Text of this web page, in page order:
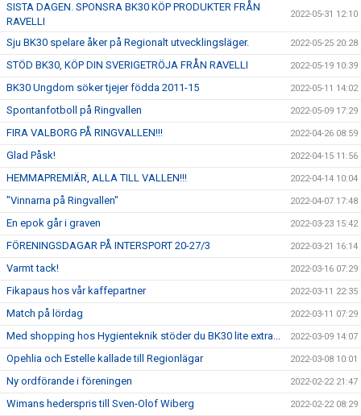
SISTA DAGEN. SPONSRA BK30 KÖP PRODUKTER FRÅN
RAVELLI
2022-05-31 12:10
Sju BK30 spelare åker på Regionalt utvecklingsläger. 2022-05-25 20:28
STÖD BK30, KÖP DIN SVERIGETRÖJA FRÅN RAVELLI 2022-05-19 10:39
BK30 Ungdom söker tjejer födda 2011-15 2022-05-11 14:02
Spontanfotboll på Ringvallen 2022-05-09 17:29
FIRA VALBORG PÅ RINGVALLEN!!! 2022-04-26 08:59
Glad Påsk! 2022-04-15 11:56
HEMMAPREMIÄR, ALLA TILL VALLEN!!! 2022-04-14 10:04
"Vinnarna på Ringvallen" 2022-04-07 17:48
En epok går i graven 2022-03-23 15:42
FÖRENINGSDAGAR PÅ INTERSPORT 20-27/3 2022-03-21 16:14
Varmt tack! 2022-03-16 07:29
Fikapaus hos vår kaffepartner 2022-03-11 22:35
Match på lördag 2022-03-11 07:29
Med shopping hos Hygienteknik stöder du BK30 lite extra... 2022-03-09 14:07
Opehlia och Estelle kallade till Regionlägar 2022-03-08 10:01
Ny ordförande i föreningen 2022-02-22 21:47
Wimans hederspris till Sven-Olof Wiberg 2022-02-22 08:29